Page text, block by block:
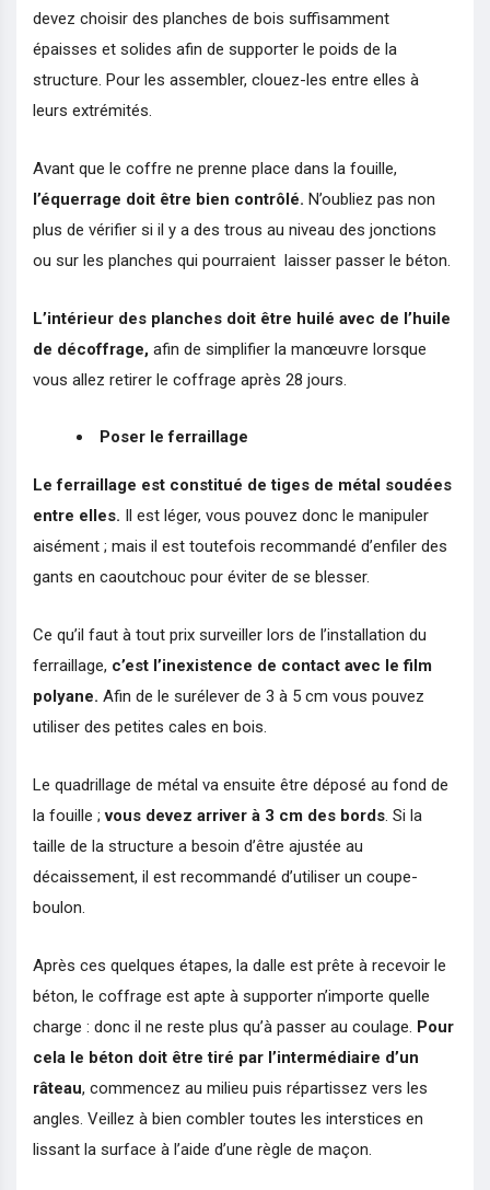
devez choisir des planches de bois suffisamment
épaisses et solides afin de supporter le poids de la
structure. Pour les assembler, clouez-les entre elles à
leurs extrémités.
Avant que le coffre ne prenne place dans la fouille,
l’équerrage doit être bien contrôlé. N’oubliez pas non
plus de vérifier si il y a des trous au niveau des jonctions
ou sur les planches qui pourraient laisser passer le béton.
L’intérieur des planches doit être huilé avec de l’huile
de décoffrage, afin de simplifier la manœuvre lorsque
vous allez retirer le coffrage après 28 jours.
Poser le ferraillage
Le ferraillage est constitué de tiges de métal soudées
entre elles. Il est léger, vous pouvez donc le manipuler
aisément ; mais il est toutefois recommandé d’enfiler des
gants en caoutchouc pour éviter de se blesser.
Ce qu’il faut à tout prix surveiller lors de l’installation du
ferraillage, c’est l’inexistence de contact avec le film
polyane. Afin de le surélever de 3 à 5 cm vous pouvez
utiliser des petites cales en bois.
Le quadrillage de métal va ensuite être déposé au fond de
la fouille ; vous devez arriver à 3 cm des bords. Si la
taille de la structure a besoin d’être ajustée au
décaissement, il est recommandé d’utiliser un coupe-
boulon.
Après ces quelques étapes, la dalle est prête à recevoir le
béton, le coffrage est apte à supporter n’importe quelle
charge : donc il ne reste plus qu’à passer au coulage. Pour
cela le béton doit être tiré par l’intermédiaire d’un
râteau, commencez au milieu puis répartissez vers les
angles. Veillez à bien combler toutes les interstices en
lissant la surface à l’aide d’une règle de maçon.